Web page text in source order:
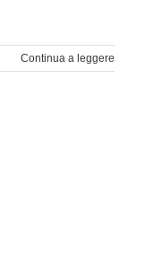
Continua a leggere